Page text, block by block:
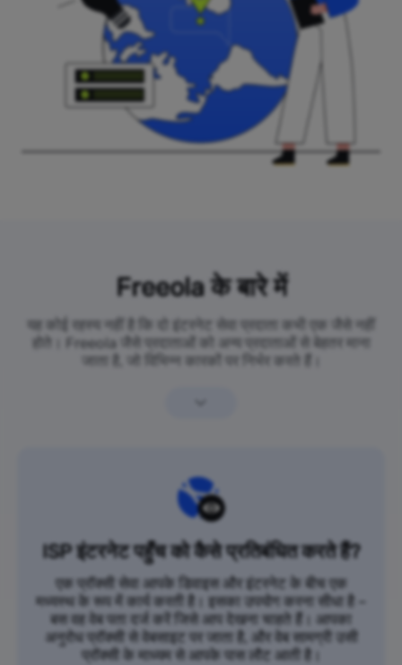
Freeola के बारे में
यह कोई रहस्य नहीं है कि दो इंटरनेट सेवा प्रदाता कभी एक जैसे नहीं
होते। Freeola जैसे प्रदाताओं को अन्य प्रदाताओं से बेहतर माना
जाता है, जो विभिन्न कारकों पर निर्भर करते हैं।
ISP इंटरनेट पहुँच को कैसे प्रतिबंधित करते हैं?
एक प्रॉक्सी सेवा आपके डिवाइस और इंटरनेट के बीच एक
मध्यस्थ के रूप में कार्य करती है। इसका उपयोग करना सीधा है –
बस वह वेब पता दर्ज करें जिसे आप देखना चाहते हैं। आपका
अनुरोध प्रॉक्सी से वेबसाइट पर जाता है, और वेब सामग्री उसी
प्रॉक्सी के माध्यम से आपके पास लौट आती है।